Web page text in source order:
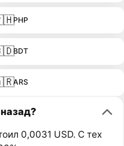
PHP
BDT
ARS
0,0031 USD. С тех